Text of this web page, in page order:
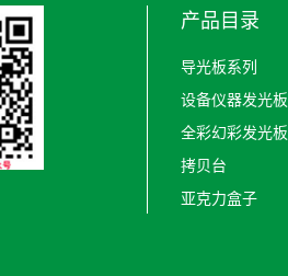
产品目录
导光板系列
设备仪器发光板
全彩幻彩发光板
拷贝台
亚克力盒子